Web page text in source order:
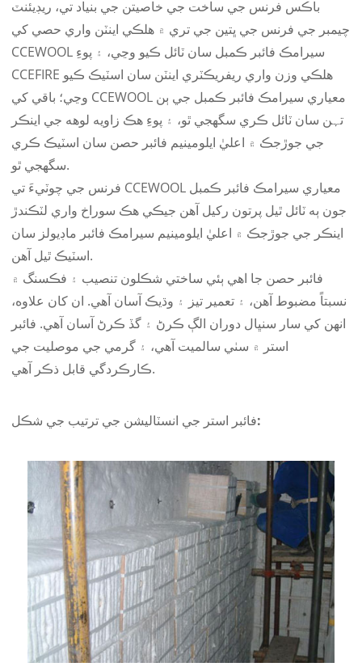
باڪس فرنس جي ساخت جي خاصيتن جي بنياد تي، ريڊيئنٽ
چيمبر جي فرنس جي ڀتين جي تري ۾ هلڪي اينٽن واري حصي کي
CCEWOOL سيرامڪ فائبر ڪمبل سان ٽائل ڪيو وڃي، ۽ پوءِ
CCEFIRE هلڪي وزن واري ريفريڪٽري اينٽن سان اسٽيڪ ڪيو
وڃي؛ باقي کي CCEWOOL معياري سيرامڪ فائبر ڪمبل جي ٻن
تہن سان ٽائل ڪري سگهجي ٿو، ۽ پوءِ هڪ زاويه لوهه جي اينڪر
جي جوڙجڪ ۾ اعليٰ ايلومينيم فائبر حصن سان اسٽيڪ ڪري
سگهجي ٿو.
فرنس جي چوٽيءَ تي CCEWOOL معياري سيرامڪ فائبر ڪمبل
جون ٻه ٽائل ٿيل پرتون رکيل آهن جيڪي هڪ سوراخ واري لٽڪندڙ
اينڪر جي جوڙجڪ ۾ اعليٰ ايلومينيم سيرامڪ فائبر ماڊيولز سان
اسٽيڪ ٿيل آهن.
فائبر حصن جا اهي ٻئي ساختي شڪلون تنصيب ۽ فڪسنگ ۾
نسبتاً مضبوط آهن، ۽ تعمير تيز ۽ وڌيڪ آسان آهي. ان کان علاوه،
انهن کي سار سنڀال دوران الڳ ڪرڻ ۽ گڏ ڪرڻ آسان آهي. فائبر
استر ۾ سٺي سالميت آهي، ۽ گرمي جي موصليت جي
ڪارڪردگي قابل ذڪر آهي.
فائبر استر جي انسٽاليشن جي ترتيب جي شڪل: